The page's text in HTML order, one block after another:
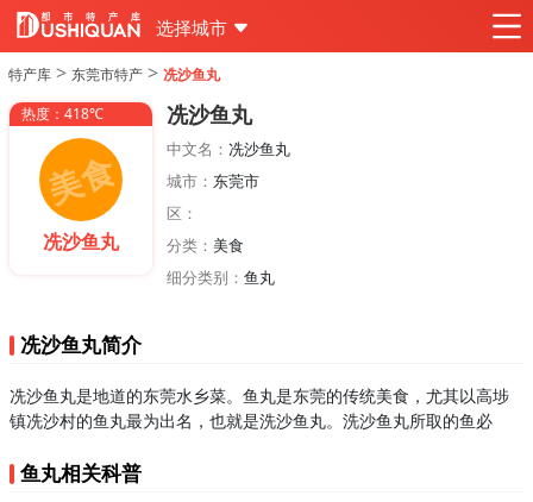
选择城市
特产库 > 东莞市特产 > 冼沙鱼丸
热度：418℃
冼沙鱼丸
冼沙鱼丸
中文名： 冼沙鱼丸
城市： 东莞市
区：
分类： 美食
细分类别： 鱼丸
冼沙鱼丸简介
冼沙鱼丸是地道的东莞水乡菜。鱼丸是东莞的传统美食，尤其以高埗
镇冼沙村的鱼丸最为出名，也就是洗沙鱼丸。洗沙鱼丸所取的鱼必
鱼丸相关科普